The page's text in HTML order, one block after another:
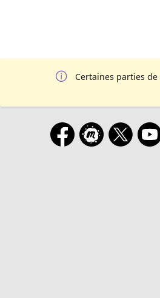
Certaines parties